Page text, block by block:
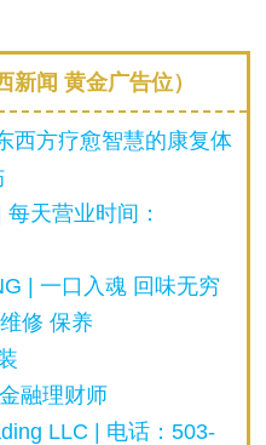
闻 黄金广告位）
西方疗愈智慧的康复体
天营业时间：
| 一口入魂 回味无穷
修 保养
融理财师
LLC | 电话：503-